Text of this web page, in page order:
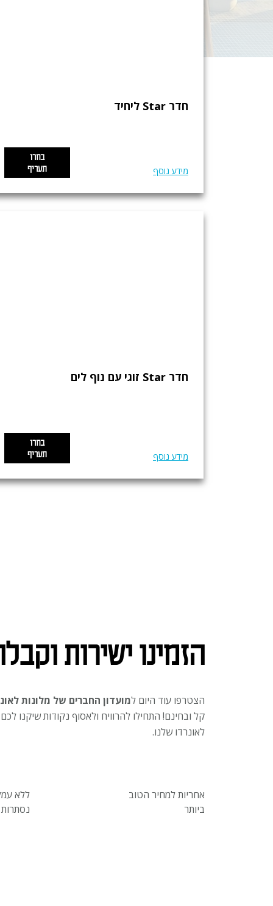
חדר Star ליחיד
מידע נוסף
בחרו
תעריף
חדר Star זוגי עם נוף לים
מידע נוסף
בחרו
תעריף
הזמינו ישירות וקבלו 10%
הצטרפו עוד היום למועדון החברים של מלונות
קל ובחינם! התחילו להרוויח ולאסוף נקודות שיקנו
לאונרדו שלנו.
אחריות למחיר הטוב
ביותר
ללא
נסתרות